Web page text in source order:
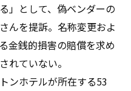
」として、偽ベンダーの
んを提訴。名称変更およ
金銭的損害の賠償を求め
れていない。
ンホテルが所在する53